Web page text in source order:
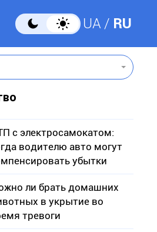
UA RU
с электросамокатом:
водителю авто могут
убытки
ли брать домашних
в укрытие во
тревоги